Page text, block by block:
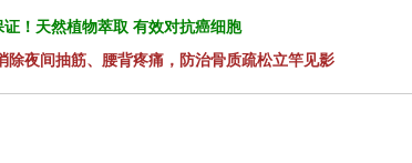
！天然植物萃取 有效对抗癌细胞
除夜间抽筋、腰背疼痛，防治骨质疏松立竿见影